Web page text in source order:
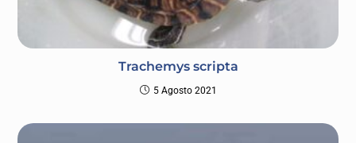
Trachemys scripta
5 Agosto 2021